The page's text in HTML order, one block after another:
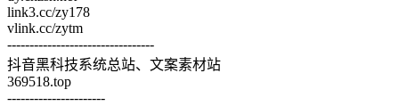
link3.cc/zy178
vlink.cc/zytm
---------------------------------
抖音黑科技系统总站、文案素材站
369518.top
----------------------